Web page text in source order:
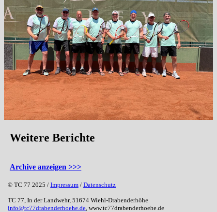
Weitere Berichte
Archive anzeigen >>>
© TC 77 2025 / Impressum / Datenschutz
TC 77, In der Landwehr, 51674 Wiehl-Drabenderhöhe
info@tc77drabenderhoehe.de , www.tc77drabenderhoehe.de